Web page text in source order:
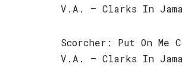
V.A. – Clarks In
Scorcher: Put On Me
V.A. – Clarks In